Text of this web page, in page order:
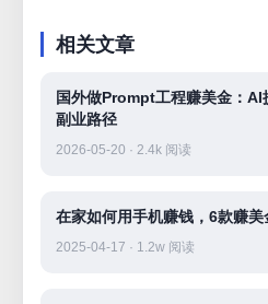
相关文章
国外做Prompt工程赚美金：AI
副业路径
2026-05-20 · 2.4k 阅读
在家如何用手机赚钱，6款赚
2025-04-17 · 1.2w 阅读